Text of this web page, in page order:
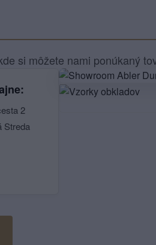
si môžete nami ponúkaný
2
Streda